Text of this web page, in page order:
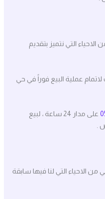
التي نتميز بتقديم
عملية البيع فوراً في حي
على مدار 24 ساعة ، لبيع
.
الاحياء التي لنا فيها سابقة